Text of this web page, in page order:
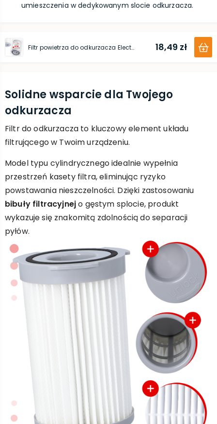
umieszczenia w dedykowanym slocie odkurzacza.
Filtr powietrza do odkurzacza Electrolux (Ergoeasy) 18,49 zł
Solidne wsparcie dla Twojego
odkurzacza
Filtr do odkurzacza to kluczowy element układu
filtrującego w Twoim urządzeniu.
Model typu cylindrycznego idealnie wypełnia
przestrzeń kasety filtra, eliminując ryzyko
powstawania nieszczelności. Dzięki zastosowaniu
bibuły filtracyjnejo gęstym splocie, produkt
wykazuje się znakomitą zdolnością do separacji
pyłów.